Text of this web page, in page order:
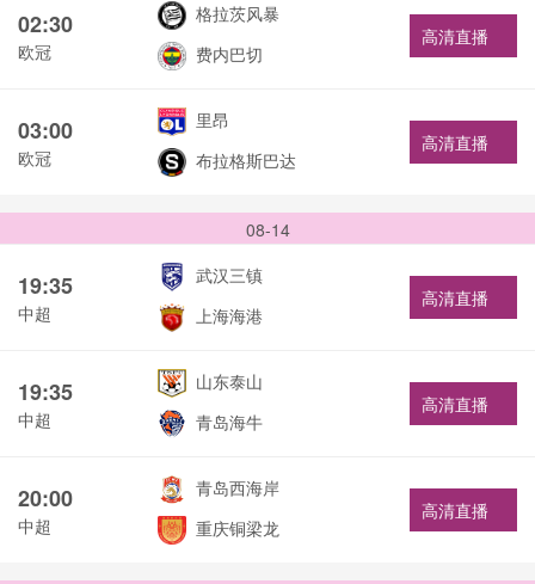
02:30
欧冠
格拉茨风暴
费内巴切
高清直播
03:00
欧冠
里昂
布拉格斯巴达
高清直播
08-14
19:35
中超
武汉三镇
上海海港
高清直播
19:35
中超
山东泰山
青岛海牛
高清直播
20:00
中超
青岛西海岸
重庆铜梁龙
高清直播